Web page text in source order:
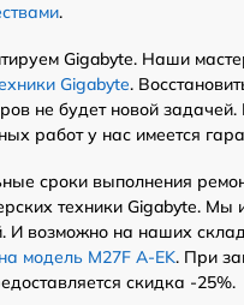
.
Gigabyte. Наши
Gigabyte.
не будет новой
работ у нас имеется
сроки выполнения
техники Gigabyte. Мы
И возможно на наших
модель M27F A-EK. При
скидка -25%.